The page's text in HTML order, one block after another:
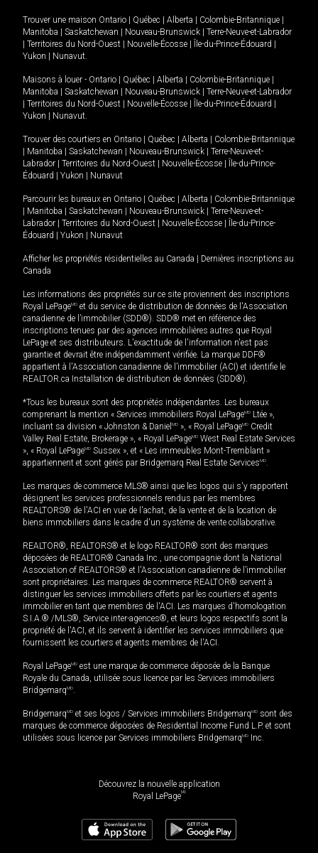
Trouver une maison Ontario | Québec | Alberta | Colombie-Britannique |
Manitoba | Saskatchewan | Nouveau-Brunswick | Terre-Neuve-et-Labrador
| Territoires du Nord-Ouest | Nouvelle-Écosse | Île-du-Prince-Édouard |
Yukon | Nunavut
Maisons à louer - Ontario | Québec | Alberta | Colombie-Britannique |
Manitoba | Saskatchewan | Nouveau-Brunswick | Terre-Neuve-et-Labrador
| Territoires du Nord-Ouest | Nouvelle-Écosse | Île-du-Prince-Édouard |
Yukon | Nunavut
Trouver des courtiers en Ontario | Québec | Alberta | Colombie-Britannique
| Manitoba | Saskatchewan | Nouveau-Brunswick | Terre-Neuve-et-
Labrador | Territoires du Nord-Ouest | Nouvelle-Écosse | Île-du-Prince-
Édouard | Yukon | Nunavut
Parcourir les bureaux en Ontario | Québec | Alberta | Colombie-Britannique
| Manitoba | Saskatchewan | Nouveau-Brunswick | Terre-Neuve-et-
Labrador | Territoires du Nord-Ouest | Nouvelle-Écosse | Île-du-Prince-
Édouard | Yukon | Nunavut
Afficher les propriétés résidentielles au Canada | Dernières inscriptions au
Canada
Les informations des propriétés sur ce site proviennent des inscriptions
Royal LePageMD et du service de distribution de données de l'Association
canadienne de l’immobilier (SDD®). SDD® met en référence des
inscriptions tenues par des agences immobilières autres que Royal
LePage et ses distributeurs. L'exactitude de l'information n'est pas
garantie et devrait être indépendamment vérifiée. La marque DDF®
appartient à l'Association canadienne de l’immobilier (ACI) et identifie le
REALTOR.ca Installation de distribution de données (SDD®).
*Tous les bureaux sont des propriétés indépendantes. Les bureaux
comprenant la mention « Services immobiliers Royal LePageMD Ltée »,
incluant sa division « Johnston & Daniel MD », « Royal LePageMD Credit
Valley Real Estate, Brokerage », « Royal LePageMD West Real Estate Services
», « Royal LePageMD Sussex », et « Les immeubles Mont-Tremblant »
appartiennent et sont gérés par Bridgemarq Real Estate ServicesMD
Les marques de commerce MLS® ainsi que les logos qui s'y rapportent
désignent les services professionnels rendus par les membres
REALTORS® de l'ACI en vue de l'achat, de la vente et de la location de
biens immobiliers dans le cadre d'un système de vente collaborative.
REALTOR®, REALTORS® et le logo REALTOR® sont des marques
déposées de REALTOR® Canada Inc., une compagnie dont la National
Association of REALTORS® et l'Association canadienne de l’immobilier
sont propriétaires. Les marques de commerce REALTOR® servent à
distinguer les services immobiliers offerts par les courtiers et agents
immobilier en tant que membres de l'ACI. Les marques d'homologation
S.I.A.® /MLS®, Service inter-agences®, et leurs logos respectifs sont la
propriété de l'ACI, et ils servent à identifier les services immobiliers que
fournissent les courtiers et agents membres de l'ACI.
Royal LePageMD est une marque de commerce déposée de la Banque
Royale du Canada, utilisée sous licence par les Services immobiliers
BridgemarqMD
BridgemarqMD et ses logos / Services immobiliers BridgemarqMD sont des
marques de commerce déposées de Residential Income Fund L.P. et sont
utilisées sous licence par Services immobiliers BridgemarqMD Inc.
Découvrez la nouvelle application
Royal LePageMD